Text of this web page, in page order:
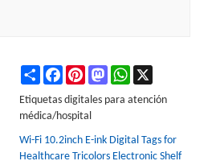
Share FacebookPinterestMastodonWhatsApp
Etiquetas digitales para atención
médica/hospital
Wi-Fi 10.2inch E-ink Digital Tags for
Healthcare Tricolors Electronic Shelf